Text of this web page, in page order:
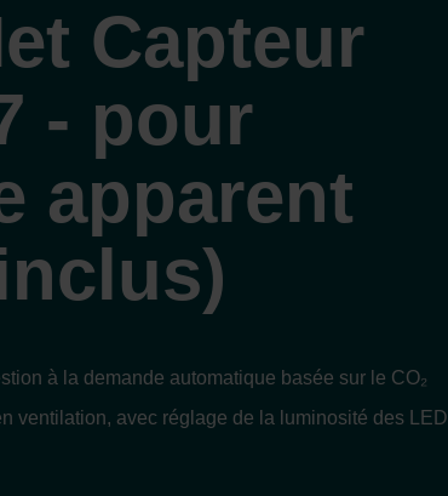
Capteur
- pour
apparent
à la demande automatique basée sur le CO₂
ventilation, avec réglage de la luminosité des LED